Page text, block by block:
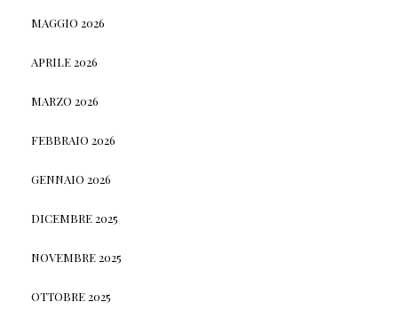
MAGGIO 2026
APRILE 2026
MARZO 2026
FEBBRAIO 2026
GENNAIO 2026
DICEMBRE 2025
NOVEMBRE 2025
OTTOBRE 2025